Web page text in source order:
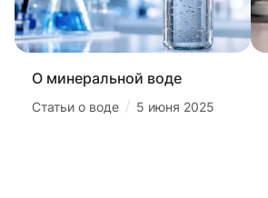
О минеральной воде
Статьи о воде / 5 июня 2025